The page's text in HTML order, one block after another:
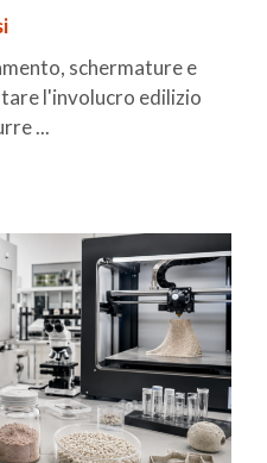
schermature e
l'involucro edilizio
...